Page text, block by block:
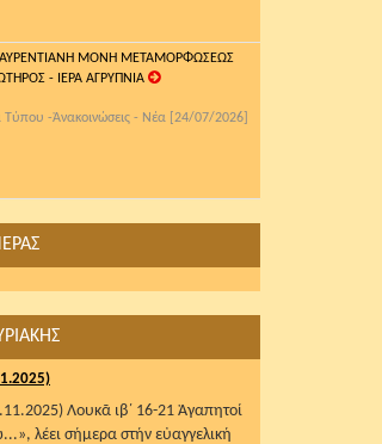
ΛΑΥΡΕΝΤΙΑΝΗ ΜΟΝΗ ΜΕΤΑΜΟΡΦΩΣΕΩΣ
- ΙΕΡΑ ΑΓΡΥΠΝΙΑ
Τύπου -Ἀνακοινώσεις - Νέα [24/07/2026]
Λουκᾶ ιβ΄ 16-21 Ἀγαπητοί
λέει σήμερα στήν εὐαγγελική